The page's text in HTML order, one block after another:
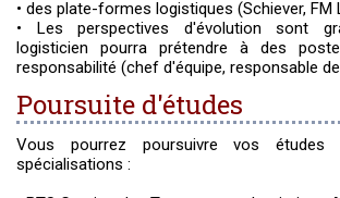
• des plate-formes logistiques (Schiever, FM
• Les perspectives d'évolution sont
logisticien pourra prétendre à des
responsabilité (chef d'équipe, responsable
Poursuite d'études
Vous pourrez poursuivre vos études
spécialisations :